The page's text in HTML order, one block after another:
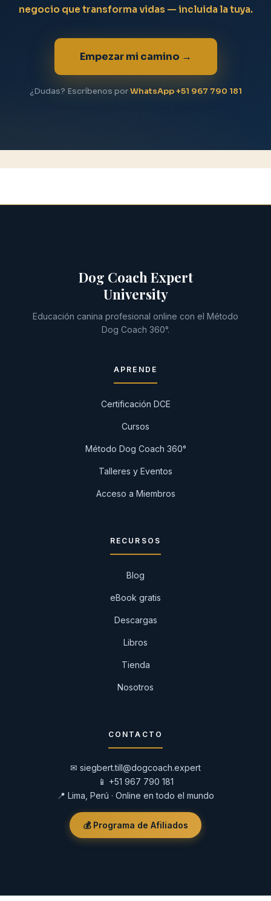
negocio que transforma vidas — incluida la tuya.
Empezar mi camino →
¿Dudas? Escríbenos porWhatsApp +51 967 790 181
Dog Coach Expert
University
Educación canina profesional online con el Método
Dog Coach 360°.
APRENDE
Certificación DCE
Cursos
Método Dog Coach 360°
Talleres y Eventos
Acceso a Miembros
RECURSOS
Blog
eBook gratis
Descargas
Libros
Tienda
Nosotros
CONTACTO
✉ siegbert.till@dogcoach.expert
📱 +51 967 790 181
📍 Lima, Perú · Online en todo el mundo
💰 Programa de Afiliados